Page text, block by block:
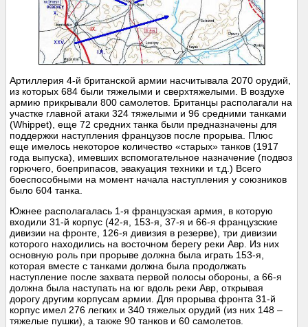
Артиллерия 4-й британской армии насчитывала 2070 орудий,
из которых 684 были тяжелыми и сверхтяжелыми. В воздухе
армию прикрывали 800 самолетов. Британцы располагали на
участке главной атаки 324 тяжелыми и 96 средними танками
(Whippet), еще 72 средних танка были предназначены для
поддержки наступления французов после прорыва. Плюс
еще имелось некоторое количество «старых» танков (1917
года выпуска), имевших вспомогательное назначение (подвоз
горючего, боеприпасов, эвакуация техники и т.д.) Всего
боеспособными на момент начала наступления у союзников
было 604 танка.
Южнее располагалась 1-я французская армия, в которую
входили 31-й корпус (42-я, 153-я, 37-я и 66-я французские
дивизии на фронте, 126-я дивизия в резерве), три дивизии
которого находились на восточном берегу реки Авр. Из них
основную роль при прорыве должна была играть 153-я,
которая вместе с танками должна была продолжать
наступление после захвата первой полосы обороны, а 66-я
должна была наступать на юг вдоль реки Авр, открывая
дорогу другим корпусам армии. Для прорыва фронта 31-й
корпус имел 276 легких и 340 тяжелых орудий (из них 148 –
тяжелые пушки), а также 90 танков и 60 самолетов.